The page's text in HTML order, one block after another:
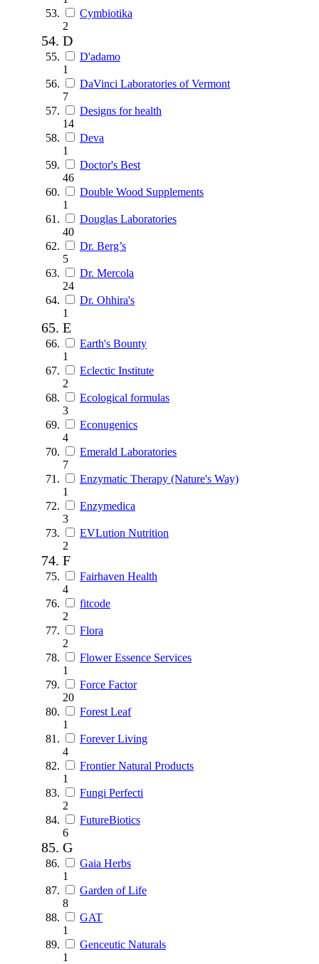
Cymbiotika
2
D
D'adamo
1
DaVinci Laboratories of Vermont
7
Designs for health
14
Deva
1
Doctor's Best
46
Double Wood Supplements
1
Douglas Laboratories
40
Dr. Berg’s
5
Dr. Mercola
24
Dr. Ohhira's
1
E
Earth's Bounty
1
Eclectic Institute
2
Ecological formulas
3
Econugenics
4
Emerald Laboratories
7
Enzymatic Therapy (Nature's Way)
1
Enzymedica
3
EVLution Nutrition
2
F
Fairhaven Health
4
fitcode
2
Flora
2
Flower Essence Services
1
Force Factor
20
Forest Leaf
1
Forever Living
4
Frontier Natural Products
1
Fungi Perfecti
2
FutureBiotics
6
G
Gaia Herbs
1
Garden of Life
8
GAT
1
Genceutic Naturals
1